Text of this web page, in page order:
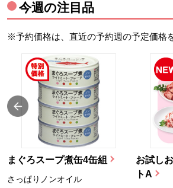
今週の注目品
※予約価格は、直近の予約週の予定価格
まぐろスープ煮缶4缶組
さっぱりノンオイル
お試し
トA